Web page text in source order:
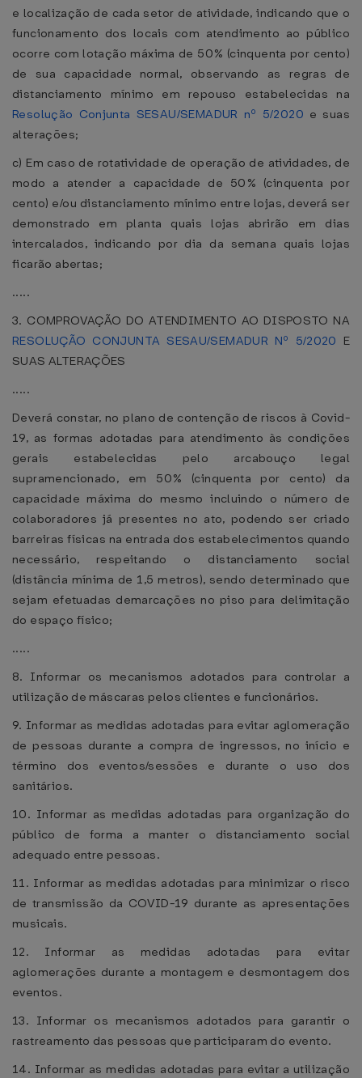
e localização de cada setor de atividade, indicando que o
funcionamento dos locais com atendimento ao público
ocorre com lotação máxima de 50% (cinquenta por cento)
de sua capacidade normal, observando as regras de
distanciamento mínimo em repouso estabelecidas na
Resolução Conjunta SESAU/SEMADUR nº 5/2020 e suas
alterações;
c) Em caso de rotatividade de operação de atividades, de
modo a atender a capacidade de 50% (cinquenta por
cento) e/ou distanciamento mínimo entre lojas, deverá ser
demonstrado em planta quais lojas abrirão em dias
intercalados, indicando por dia da semana quais lojas
ficarão abertas;
.....
3. COMPROVAÇÃO DO ATENDIMENTO AO DISPOSTO NA
RESOLUÇÃO CONJUNTA SESAU/SEMADUR Nº 5/2020 E
SUAS ALTERAÇÕES
.....
Deverá constar, no plano de contenção de riscos à Covid-
19, as formas adotadas para atendimento às condições
gerais estabelecidas pelo arcabouço legal
supramencionado, em 50% (cinquenta por cento) da
capacidade máxima do mesmo incluindo o número de
colaboradores já presentes no ato, podendo ser criado
barreiras físicas na entrada dos estabelecimentos quando
necessário, respeitando o distanciamento social
(distância mínima de 1,5 metros), sendo determinado que
sejam efetuadas demarcações no piso para delimitação
do espaço físico;
.....
8. Informar os mecanismos adotados para controlar a
utilização de máscaras pelos clientes e funcionários.
9. Informar as medidas adotadas para evitar aglomeração
de pessoas durante a compra de ingressos, no início e
término dos eventos/sessões e durante o uso dos
sanitários.
10. Informar as medidas adotadas para organização do
público de forma a manter o distanciamento social
adequado entre pessoas.
11. Informar as medidas adotadas para minimizar o risco
de transmissão da COVID-19 durante as apresentações
musicais.
12. Informar as medidas adotadas para evitar
aglomerações durante a montagem e desmontagem dos
eventos.
13. Informar os mecanismos adotados para garantir o
rastreamento das pessoas que participaram do evento.
14. Informar as medidas adotadas para evitar a utilização